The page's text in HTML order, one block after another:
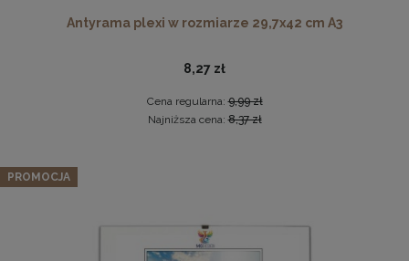
Cena regularna:
Najniższa cena:
59,99 zł
Antyrama plexi w rozmiarze 29,7x42 cm A3
8,27 zł
Cena regularna:9,99 zł
Najniższa cena:8,37 zł
PROMOCJA